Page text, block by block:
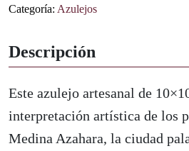
Pórtico
de
Medina
Azahara
Categoría: Azulejos
Descripción
Este azulejo artesanal de
interpretación artística de los
Medina Azahara, la ciudad